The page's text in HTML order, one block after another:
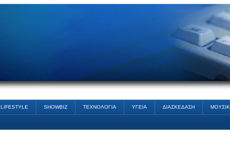
LIFESTYLE SHOWBIZ ΤΕΧΝΟΛΟΓΙΑ ΥΓΕΙΑ ΔΙΑΣΚΕΔΑΣΗ